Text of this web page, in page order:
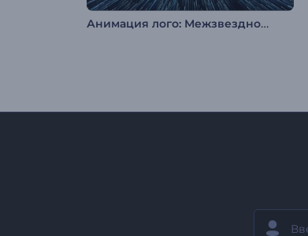
Анимация лого: Межзвездное путешествие